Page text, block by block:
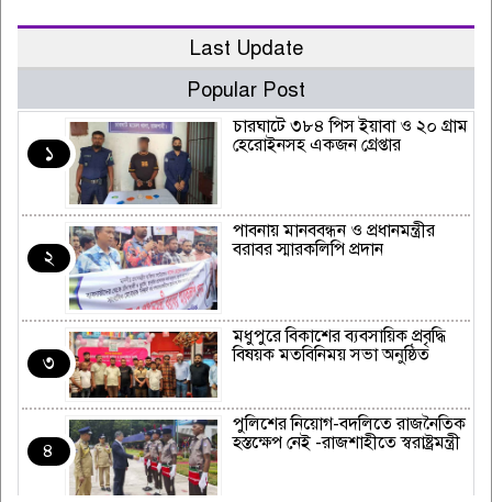
Last Update
Popular Post
১
চারঘাটে ৩৮৪ পিস ইয়াবা ও ২০ গ্রাম
হেরোইনসহ একজন গ্রেপ্তার
২
পাবনায় মানববন্ধন ও প্রধানমন্ত্রীর
বরাবর স্মারকলিপি প্রদান
৩
মধুপুরে বিকাশের ব্যবসায়িক প্রবৃদ্ধি
বিষয়ক মতবিনিময় সভা অনুষ্ঠিত
৪
পুলিশের নিয়োগ-বদলিতে রাজনৈতিক
হস্তক্ষেপ নেই -রাজশাহীতে স্বরাষ্ট্রমন্ত্রী